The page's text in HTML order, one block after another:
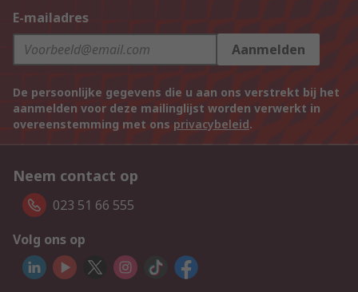
E-mailadres
Aanmelden
De persoonlijke gegevens die u aan ons verstrekt bij het
aanmelden voor deze mailinglijst worden verwerkt in
overeenstemming met ons privacybeleid.
Neem contact op
023 51 66 555
Volg ons op